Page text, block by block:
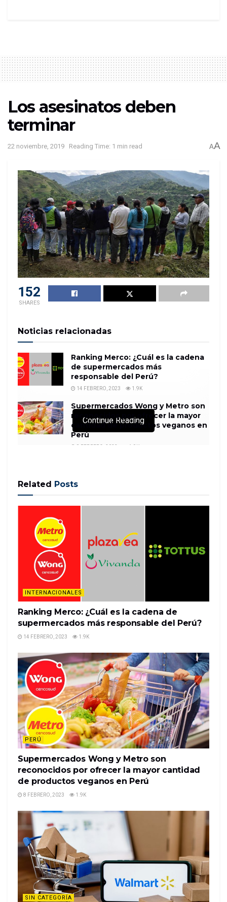
Los asesinatos deben
terminar
22 noviembre, 2019 Reading Time: 1 min read AA
152
SHARES
Noticias relacionadas
Ranking Merco: ¿Cuál es la cadena
de supermercados más
responsable del Perú?
14 FEBRERO, 2023 1.9K
Supermercados Wong y Metro son
reconocidos por ofrecer la mayor
cantidad de productos veganos en
Perú
8 FEBRERO, 2023 1.9K
derechos de los pueblos indígenas. Ella es una líder
indígena del pueblo Kankana-ey Igorot de la Región
de la Cordillera en Filipinas.
(CNN Español) — Poco a poco…
READ MORE
Continue Reading
Related Posts
INTERNACIONALES
Ranking Merco: ¿Cuál es la cadena de
supermercados más responsable del Perú?
14 FEBRERO, 2023 1.9K
PERÚ
Supermercados Wong y Metro son
reconocidos por ofrecer la mayor cantidad
de productos veganos en Perú
8 FEBRERO, 2023 1.9K
SIN CATEGORÍA